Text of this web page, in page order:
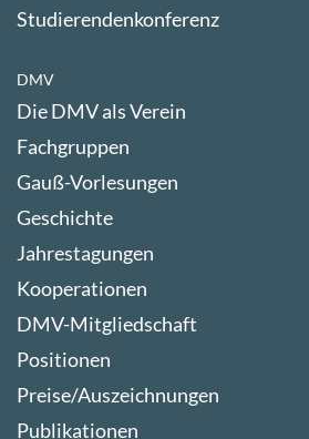
Studierendenkonferenz
DMV
Die DMV als Verein
Fachgruppen
Gauß-Vorlesungen
Geschichte
Jahrestagungen
Kooperationen
DMV-Mitgliedschaft
Positionen
Preise/Auszeichnungen
Publikationen